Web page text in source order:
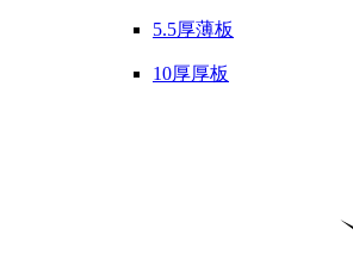
5.5厚薄板
10厚厚板